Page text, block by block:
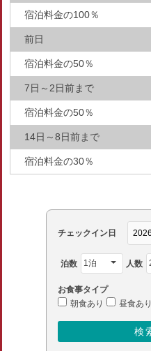
宿泊料金の100％
前日
宿泊料金の50％
7日～2日前まで
宿泊料金の50％
14日～8日前まで
宿泊料金の30％
チェックイン日
泊数 人数
お食事タイプ
朝食あり
昼食あり